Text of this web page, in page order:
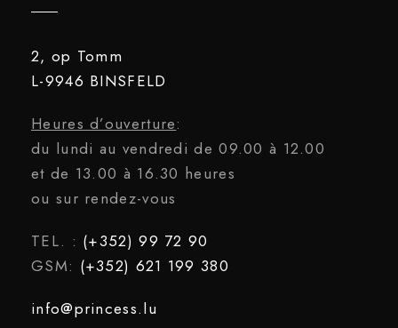
2, op Tomm
L-9946 BINSFELD
Heures d’ouverture:
du lundi au vendredi de 09.00 à 12.00
et de 13.00 à 16.30 heures
ou sur rendez-vous
TEL. : (+352) 99 72 90
GSM: (+352) 621 199 380
info@princess.lu